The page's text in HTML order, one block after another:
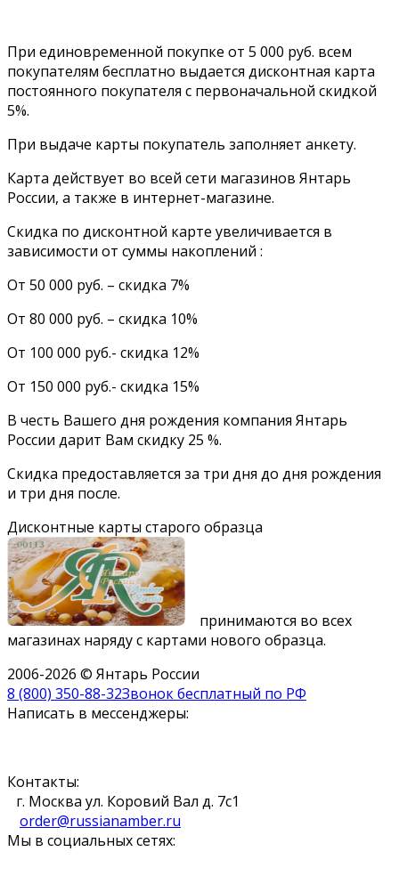
При единовременной покупке от 5 000 руб. всем
покупателям бесплатно выдается дисконтная карта
постоянного покупателя с первоначальной скидкой
5%.
При выдаче карты покупатель заполняет анкету.
Карта действует во всей сети магазинов Янтарь
России, а также в интернет-магазине.
Скидка по дисконтной карте увеличивается в
зависимости от суммы накоплений :
От 50 000 руб. – скидка 7%
От 80 000 руб. – скидка 10%
От 100 000 руб.- скидка 12%
От 150 000 руб.- скидка 15%
В честь Вашего дня рождения компания Янтарь
России дарит Вам скидку 25 %.
Скидка предоставляется за три дня до дня рождения
и три дня после.
Дисконтные карты старого образца
принимаются во всех
магазинах наряду с картами нового образца.
2006-2026 © Янтарь России
8 (800) 350-88-32Звонок бесплатный по РФ
Написать в мессенджеры:
Контакты:
г. Москва ул. Коровий Вал д. 7с1
order@russianamber.ru
Мы в социальных сетях: